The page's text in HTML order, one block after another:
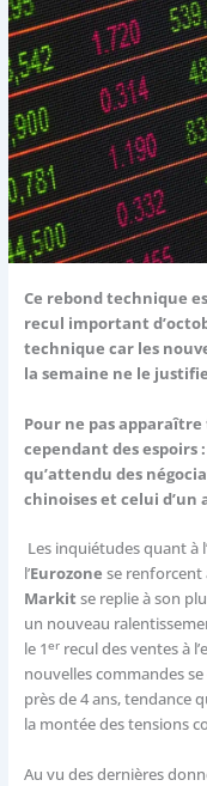
Ce rebond technique
recul important
technique car les
la semaine ne le
Pour ne pas
cependant des espoirs
qu’attendu des
chinoises et celui d’un
Les inquiétudes quant à
l’Eurozone se renforcent
Markit se replie à son
un nouveau
le 1errecul des ventes à
nouvelles commandes
près de 4 ans, tendance
la montée des tensions
Au vu des dernières